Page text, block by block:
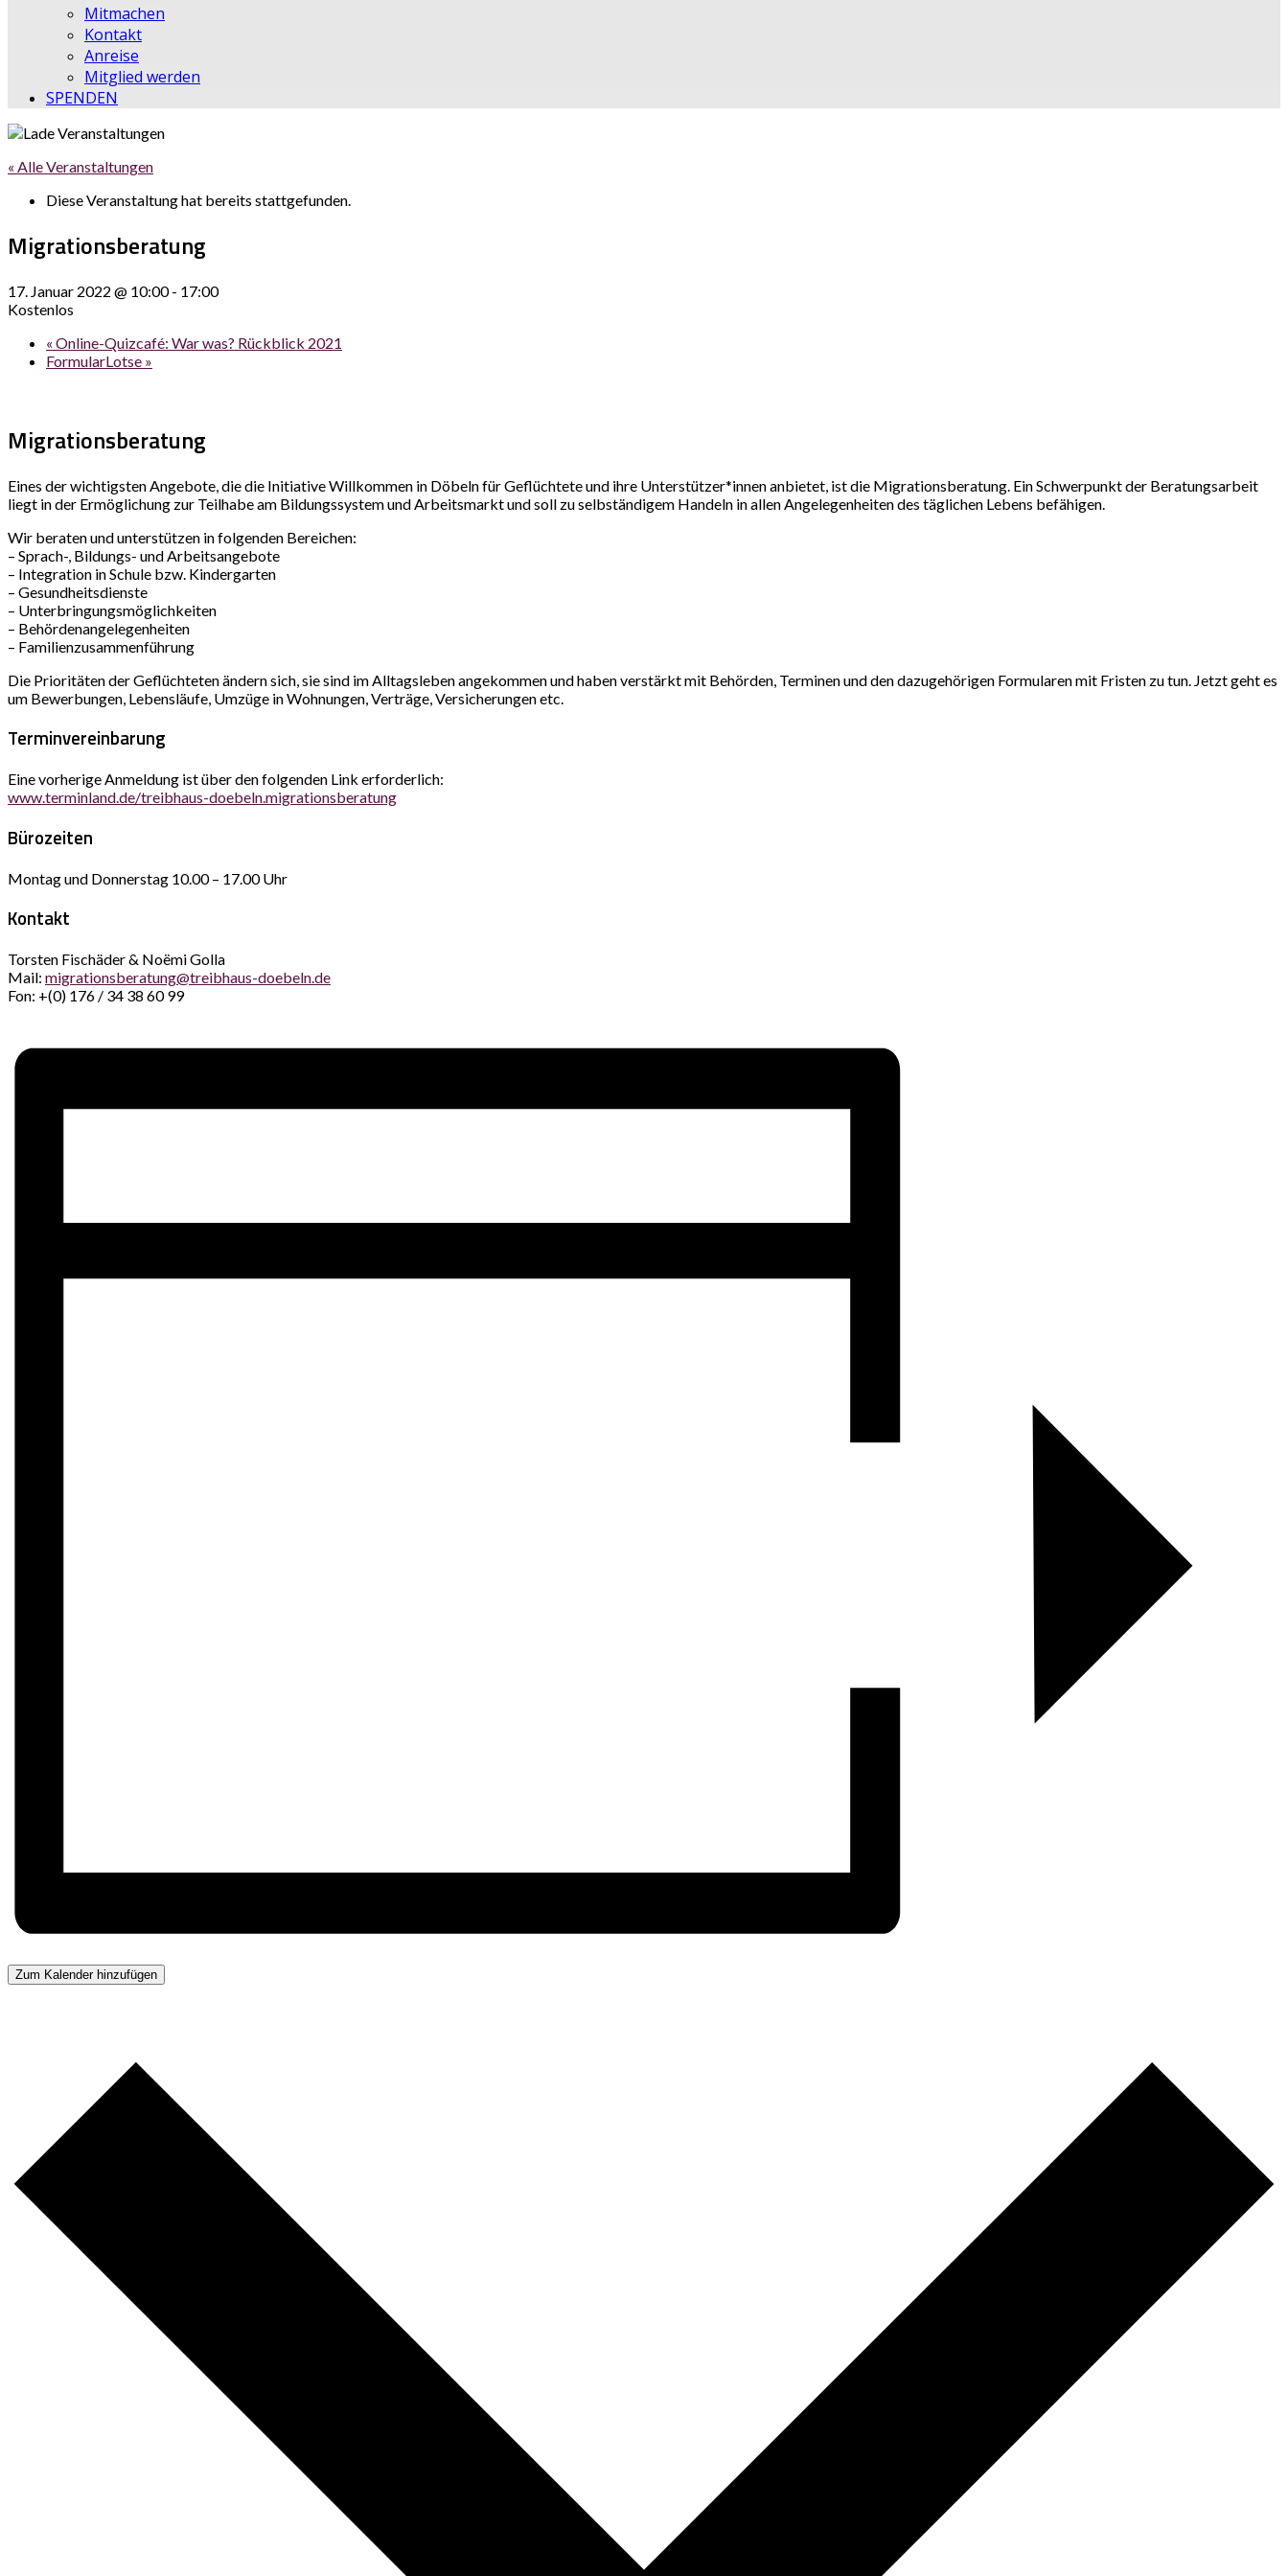
Mitmachen
Kontakt
Anreise
Mitglied werden
SPENDEN
« Alle Veranstaltungen
Diese Veranstaltung hat bereits stattgefunden.
Migrationsberatung
17. Januar 2022 @ 10:00- 17:00
Kostenlos
« Online-Quizcafé: War was? Rückblick 2021
FormularLotse »
Migrationsberatung
Eines der wichtigsten Angebote, die die Initiative Willkommen in Döbeln für Geflüchtete und ihre Unterstützer*innen anbietet, ist die Migrationsberatung. Ein Schwerpunkt der Beratungsarbeit
liegt in der Ermöglichung zur Teilhabe am Bildungssystem und Arbeitsmarkt und soll zu selbständigem Handeln in allen Angelegenheiten des täglichen Lebens befähigen.
Wir beraten und unterstützen in folgenden Bereichen:
– Sprach-, Bildungs- und Arbeitsangebote
– Integration in Schule bzw. Kindergarten
– Gesundheitsdienste
– Unterbringungsmöglichkeiten
– Behördenangelegenheiten
– Familienzusammenführung
Die Prioritäten der Geflüchteten ändern sich, sie sind im Alltagsleben angekommen und haben verstärkt mit Behörden, Terminen und den dazugehörigen Formularen mit Fristen zu tun. Jetzt geht es
um Bewerbungen, Lebensläufe, Umzüge in Wohnungen, Verträge, Versicherungen etc.
Terminvereinbarung
Eine vorherige Anmeldung ist über den folgenden Link erforderlich:
www.terminland.de/treibhaus-doebeln.migrationsberatung
Bürozeiten
Montag und Donnerstag 10.00 – 17.00 Uhr
Kontakt
Torsten Fischäder & Noëmi Golla
Mail: migrationsberatung@treibhaus-doebeln.de
Fon: +(0) 176 / 34 38 60 99
Zum Kalender hinzufügen